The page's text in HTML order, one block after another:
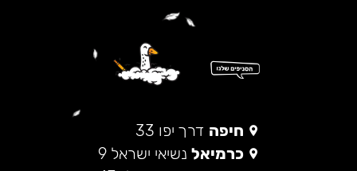
חיפה דרך יפו 33
כרמיאל נשיאי ישראל 9